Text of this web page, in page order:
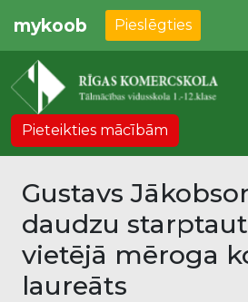
mykoob Pieslēgties
Pieteikties mācībām
Gustavs
daudzu
vietējā mēroga
laureāts